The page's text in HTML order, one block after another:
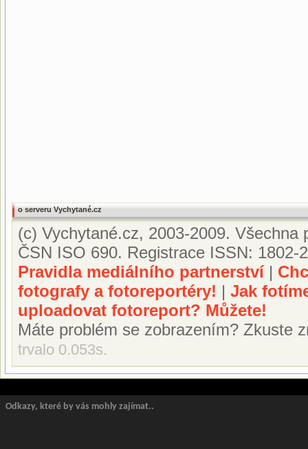
o serveru Vychytané.cz
(c) Vychytané.cz, 2003-2009.
ČSN ISO 690. Registrace ISSN: 1802-
Pravidla mediálního partnerství|
fotografy a fotoreportéry! | Jak
uploadovat fotoreport? Můžete!
Máte problém se zobrazením? Zkuste
trvalo 0.053s.
Odkazy, které by vás mohly zajímat..